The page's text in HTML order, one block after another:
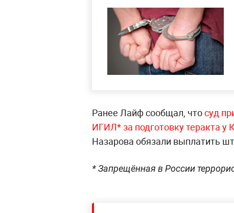
Ранее Лайф сообщал, чтосуд
ИГИЛ* за подготовку теракта у
Назарова обязали выплатить
* Запрещённая в России